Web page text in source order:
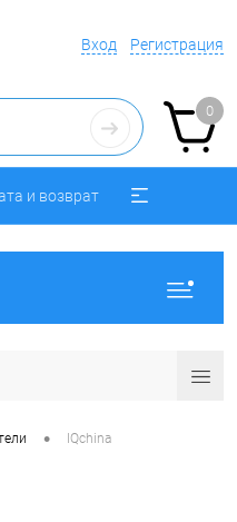
Вход Регистрация
0
и возврат
• IQchina